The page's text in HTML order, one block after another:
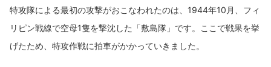
特攻隊による最初の攻撃がおこなわれたのは、1944年10月、フィ
リピン戦線で空母1隻を撃沈した「敷島隊」です。ここで戦果を挙
げたため、特攻作戦に拍車がかかっていきました。